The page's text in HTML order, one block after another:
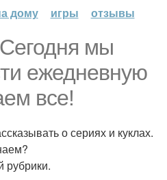
дому
игры отзывы
мы
ежедневную
все!
о сериях и куклах.
рубрики.